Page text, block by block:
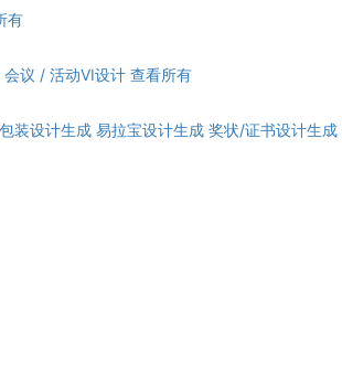
有
会议 / 活动VI设计 查看所有
包装设计生成 易拉宝设计生成 奖状/证书设计生成